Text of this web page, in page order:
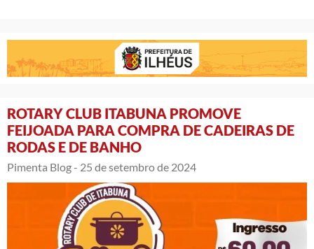
ROTARY CLUB ITABUNA PROMOVE
FEIJOADA PARA COMPRA DE CADEIRAS DE
RODAS E DE BANHO
Pimenta Blog - 25 de setembro de 2024